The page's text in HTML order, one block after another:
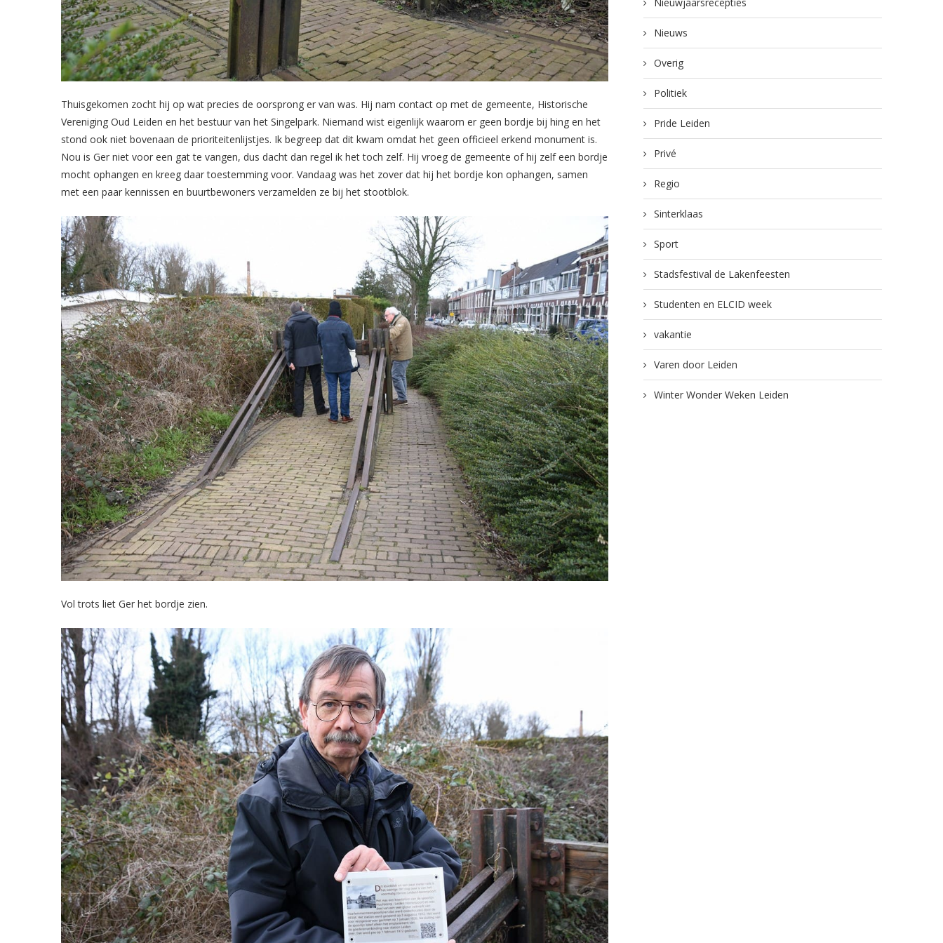
Thuisgekomen zocht hij op wat precies de oorsprong er van was. Hij nam contact op met de gemeente, Historische
Vereniging Oud Leiden en het bestuur van het Singelpark. Niemand wist eigenlijk waarom er geen bordje bij hing en het
stond ook niet bovenaan de prioriteitenlijstjes. Ik begreep dat dit kwam omdat het geen officieel erkend monument is.
Nou is Ger niet voor een gat te vangen, dus dacht dan regel ik het toch zelf. Hij vroeg de gemeente of hij zelf een bordje
mocht ophangen en kreeg daar toestemming voor. Vandaag was het zover dat hij het bordje kon ophangen, samen
met een paar kennissen en buurtbewoners verzamelden ze bij het stootblok.
Vol trots liet Ger het bordje zien.
Nieuws
Overig
Politiek
Pride Leiden
Privé
Regio
Sinterklaas
Sport
Stadsfestival de Lakenfeesten
Studenten en ELCID week
vakantie
Varen door Leiden
Winter Wonder Weken Leiden